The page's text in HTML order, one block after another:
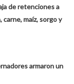
de retenciones a
maíz, sorgo y
armaron un